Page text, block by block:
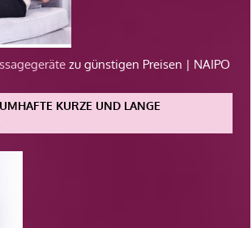
zu günstigen Preisen | NAIPO
KURZE UND LANGE